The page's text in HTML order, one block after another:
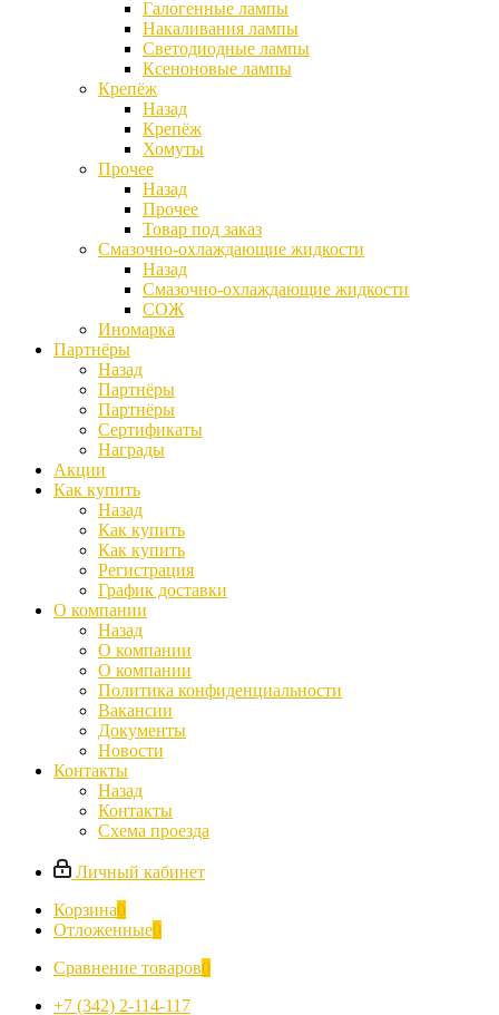
Галогенные лампы
Накаливания лампы
Светодиодные лампы
Ксеноновые лампы
Крепёж
Назад
Крепёж
Хомуты
Прочее
Назад
Прочее
Товар под заказ
Смазочно-охлаждающие жидкости
Назад
Смазочно-охлаждающие жидкости
СОЖ
Иномарка
Партнёры
Назад
Партнёры
Партнёры
Сертификаты
Награды
Акции
Как купить
Назад
Как купить
Как купить
Регистрация
График доставки
О компании
Назад
О компании
О компании
Политика конфиденциальности
Вакансии
Документы
Новости
Контакты
Назад
Контакты
Схема проезда
Личный кабинет
Корзина0
Отложенные0
Сравнение товаров0
+7 (342) 2-114-117